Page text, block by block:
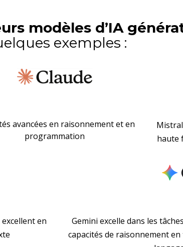
modèles d’IA
exemples :
avancées en raisonnement et en
programmation
haute
en
Gemini excelle dans les
capacités de raisonnement